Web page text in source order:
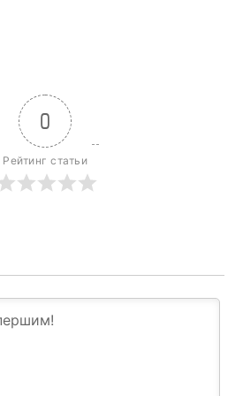
SUBSCRIBE NOW
0
Рейтинг статьи